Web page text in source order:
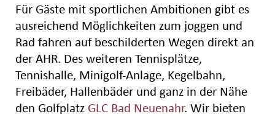
Für Gäste mit sportlichen Ambitionen gibt es
ausreichend Möglichkeiten zum joggen und
Rad fahren auf beschilderten Wegen direkt an
der AHR. Des weiteren Tennisplätze,
Tennishalle, Minigolf-Anlage, Kegelbahn,
Freibäder, Hallenbäder und ganz in der Nähe
den Golfplatz GLC Bad Neuenahr. Wir bieten